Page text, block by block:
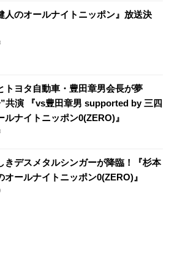
人のオールナイトニッポン』放送決
トヨタ自動車・豊田章男会長が夢
共演 『vs豊田章男 supported by 三四
ルナイトニッポン0(ZERO)』
きデスメタルシンガーが降臨！『杉本
オールナイトニッポン0(ZERO)』